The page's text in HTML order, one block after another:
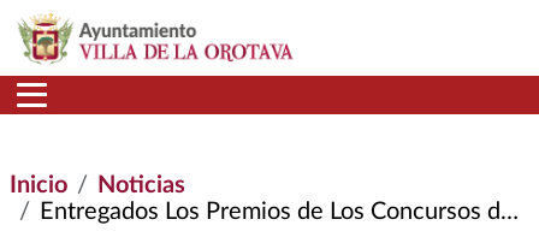
Pasar al contenido principal
Inicio
Noticias
Entregados Los Premios de Los Concursos de Navidad